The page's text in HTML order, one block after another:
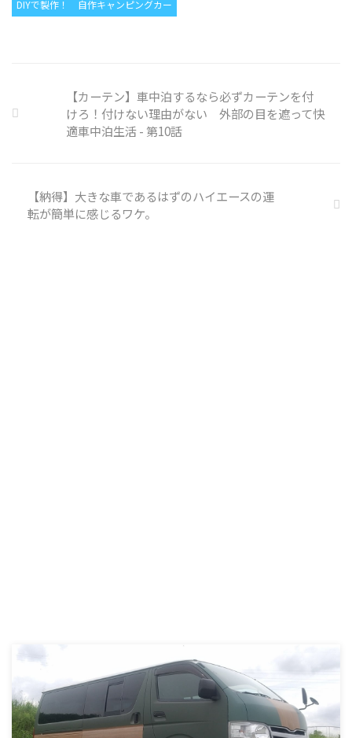
DIYで製作！ 自作キャンピングカー
【カーテン】車中泊するなら必ずカーテンを付
けろ！付けない理由がない 外部の目を遮って快
適車中泊生活 - 第10話
【納得】大きな車であるはずのハイエースの運
転が簡単に感じるワケ。